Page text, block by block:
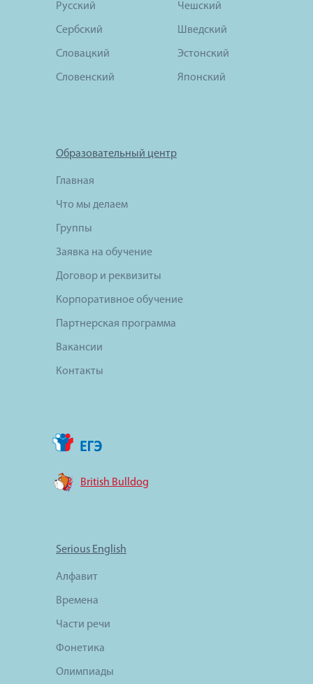
Русский
Сербский
Словацкий
Словенский
Чешский
Шведский
Эстонский
Японский
Образовательный центр
Главная
Что мы делаем
Группы
Заявка на обучение
Договор и реквизиты
Корпоративное обучение
Партнерская программа
Вакансии
Контакты
British Bulldog
Serious English
Алфавит
Времена
Части речи
Фонетика
Олимпиады